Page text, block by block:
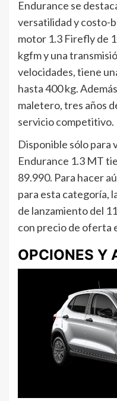
Endurance se
versatilidad y costo-
motor 1.3 Firefly de
kgfm y una
velocidades, tiene
hasta 400 kg.
maletero, tres años
servicio competitivo.
Disponible sólo para
Endurance 1.3 MT
89.990. Para hacer
para esta categoría,
de lanzamiento del
con precio de oferta
OPCIONES Y